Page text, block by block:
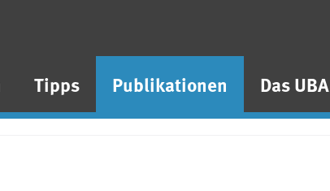
Tipps Publikationen Das UBA